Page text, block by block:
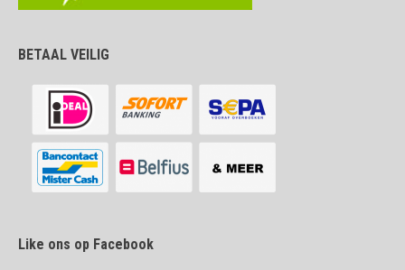
BETAAL VEILIG
Like ons op Facebook